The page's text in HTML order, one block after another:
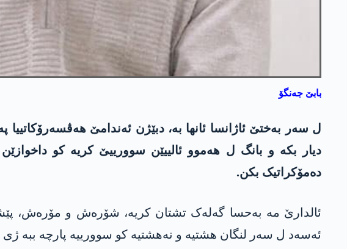
بابێ جەنگۆ
ل سەر بەختێ ئاژانسا ئانھا بە، دبێژن ئەندامێ
دیار بکە و بانگ ل ھەموو ئالییێن سوورییێ کریە کو
دەمۆکراتیک بکن.
ئالدارێ مە بەحسا گەلەک تشتان کریە، شۆرەش و مۆرەش،
ئەسەد ل سەر لنگان ھشتیە و نەھشتیە کو سوورییە پارچە ببە ژی